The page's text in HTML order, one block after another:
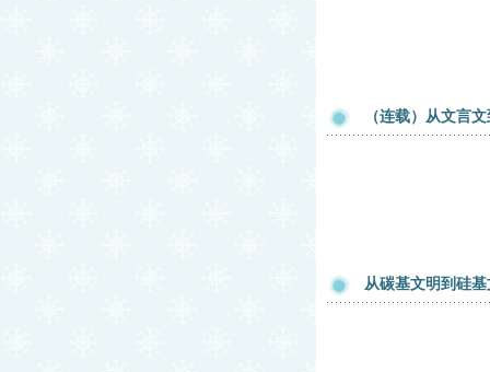
（连载）从文言
从碳基文明到硅